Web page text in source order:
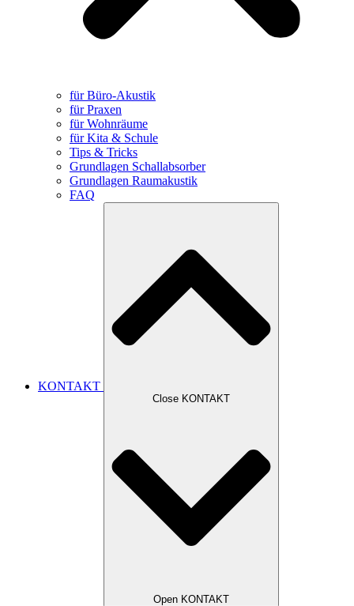
für Büro-Akustik
für Praxen
für Wohnräume
für Kita & Schule
Tips & Tricks
Grundlagen Schallabsorber
Grundlagen Raumakustik
FAQ
KONTAKT
Close KONTAKT
Open KONTAKT